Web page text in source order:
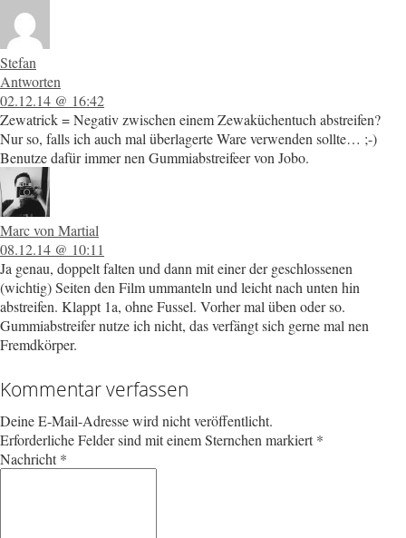
Stefan
Antworten
02.12.14 @ 16:42
Zewatrick = Negativ zwischen einem Zewaküchentuch abstreifen?
Nur so, falls ich auch mal überlagerte Ware verwenden sollte… ;-)
Benutze dafür immer nen Gummiabstreifeer von Jobo.
Marc von Martial
08.12.14 @ 10:11
Ja genau, doppelt falten und dann mit einer der geschlossenen
(wichtig) Seiten den Film ummanteln und leicht nach unten hin
abstreifen. Klappt 1a, ohne Fussel. Vorher mal üben oder so.
Gummiabstreifer nutze ich nicht, das verfängt sich gerne mal nen
Fremdkörper.
Kommentar verfassen
Deine E-Mail-Adresse wird nicht veröffentlicht.
Erforderliche Felder sind mit einem Sternchen markiert*
Nachricht*